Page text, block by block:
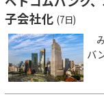
子会社化 (7日)
バ